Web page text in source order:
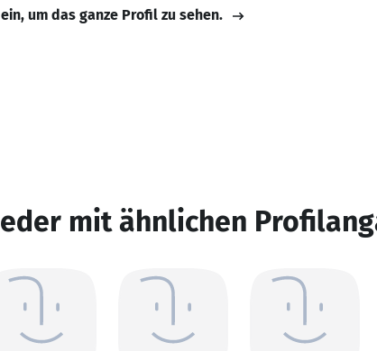
um das ganze Profil zu sehen.
mit ähnlichen